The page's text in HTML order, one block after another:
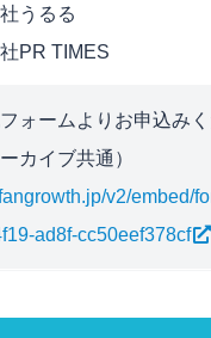
うるる
PR TIMES
ォームよりお申込み
カイブ共通）
v2/embed/
ad8f-cc50eef378cf